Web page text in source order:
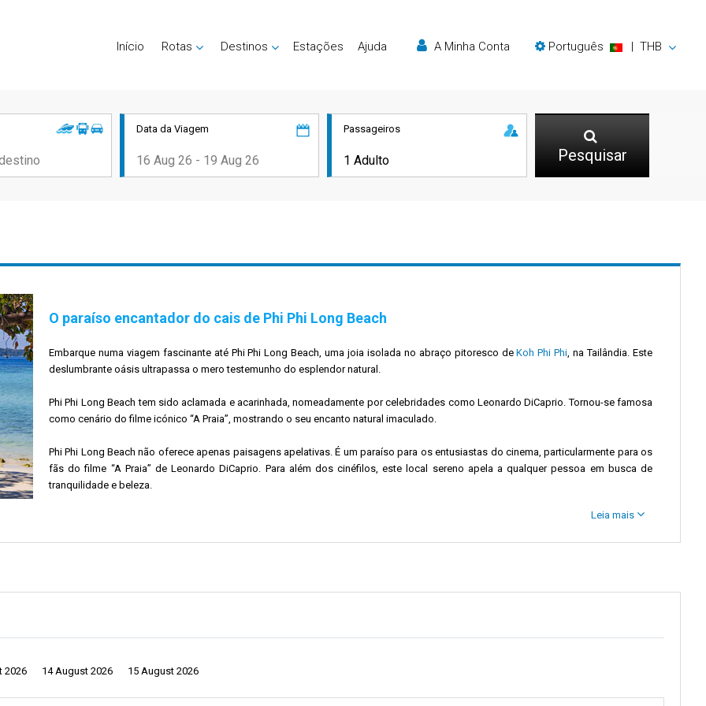
Início Rotas Destinos Estações Ajuda A Minha Conta Português | THB
Data da Viagem Passageiros
Pesquisar
O paraíso encantador do cais de Phi Phi Long Beach
Embarque numa viagem fascinante até Phi Phi Long Beach, uma joia isolada no abraço pitoresco deKoh Phi Phi, na Tailândia. Este
deslumbrante oásis ultrapassa o mero testemunho do esplendor natural.
Phi Phi Long Beach tem sido aclamada e acarinhada, nomeadamente por celebridades como Leonardo DiCaprio. Tornou-se famosa
como cenário do filme icónico “A Praia”, mostrando o seu encanto natural imaculado.
Phi Phi Long Beach não oferece apenas paisagens apelativas. É um paraíso para os entusiastas do cinema, particularmente para os
fãs do filme “A Praia” de Leonardo DiCaprio. Para além dos cinéfilos, este local sereno apela a qualquer pessoa em busca de
tranquilidade e beleza.
A zona mistura de forma única o burburinho de Hollywood com a tranquilidade da natureza. É simultaneamente emocionante e
Beach é o coração vibrante da cultura e das actividades de Koh Phi Phi. Este cais, repleto de vitalidade, saúda os visitantes com a sua
que espelham o património da ilha. Deleite os seus sentidos com o aroma de deliciosos pratos tailandeses preparados em numerosas
de rua ao vivo ou danças tradicionais. Os artesãos locais mostram as suas criações, fazendo do cais não apenas um ponto de
a mistura da modernidade tailandesa com tradições antigas. É um local privilegiado para conhecer Koh Phi Phi.
Leia mais
2026 14 August 2026 15 August 2026